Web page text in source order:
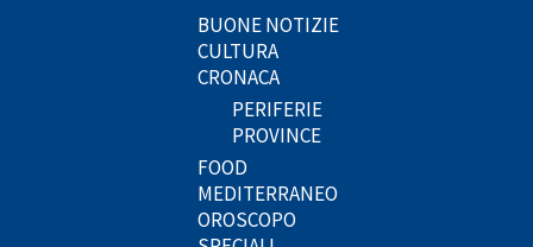
BUONE NOTIZIE
CULTURA
CRONACA
PERIFERIE
PROVINCE
FOOD
MEDITERRANEO
OROSCOPO